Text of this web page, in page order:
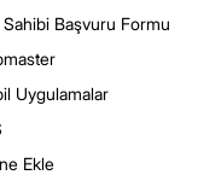
Sahibi Başvuru Formu
Uygulamalar
Ekle